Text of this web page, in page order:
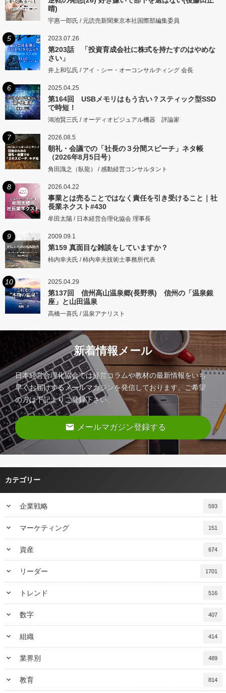
晴)
宇惠一郎氏 / 元読売新聞東京本社国際部編集委員
5 2023.07.26
第203話 「投資育成会社に株式を持たすのはやめな
さい」
井上和弘氏 / アイ・シー・オーコンサルティング 会長
6 2025.04.25
第164回 USBメモリはもう古い？スティック型SSD
で時短！
鴻池賢三氏 / オーディオビジュアル機器 評論家
7 2026.08.5
朝礼・会議での「社長の３分間スピーチ」ネタ帳
（2026年8月5日号）
角田識之（臥龍） / 感動経営コンサルタント
8 2026.04.22
事業とは売ることではなく責任を引き受けること｜社
長業ネクスト#430
牟田太陽 / 日本経営合理化協会 理事長
9 2009.09.1
第159 真面目な雑談をしていますか？
柿内幸夫氏 / 柿内幸夫技術士事務所代表
10 2025.04.29
第137回 信州高山温泉郷(長野県) 信州の「温泉銀
座」と山田温泉
高橋一喜氏 / 温泉アナリスト
新着情報メール
日本経営合理化協会では経営コラムや教材の最新情報をいち
早くお届けするメールマガジンを発信しております。ご希望
の方は下記よりご登録下さい。
email メールマガジン登録する
カテゴリー
keyboard_arrow_down 企業戦略 593
keyboard_arrow_down マーケティング 151
keyboard_arrow_down 資産 674
keyboard_arrow_down リーダー 1701
keyboard_arrow_down トレンド 516
keyboard_arrow_down 数字 407
keyboard_arrow_down 組織 414
keyboard_arrow_down 業界別 489
keyboard_arrow_down 教育 814